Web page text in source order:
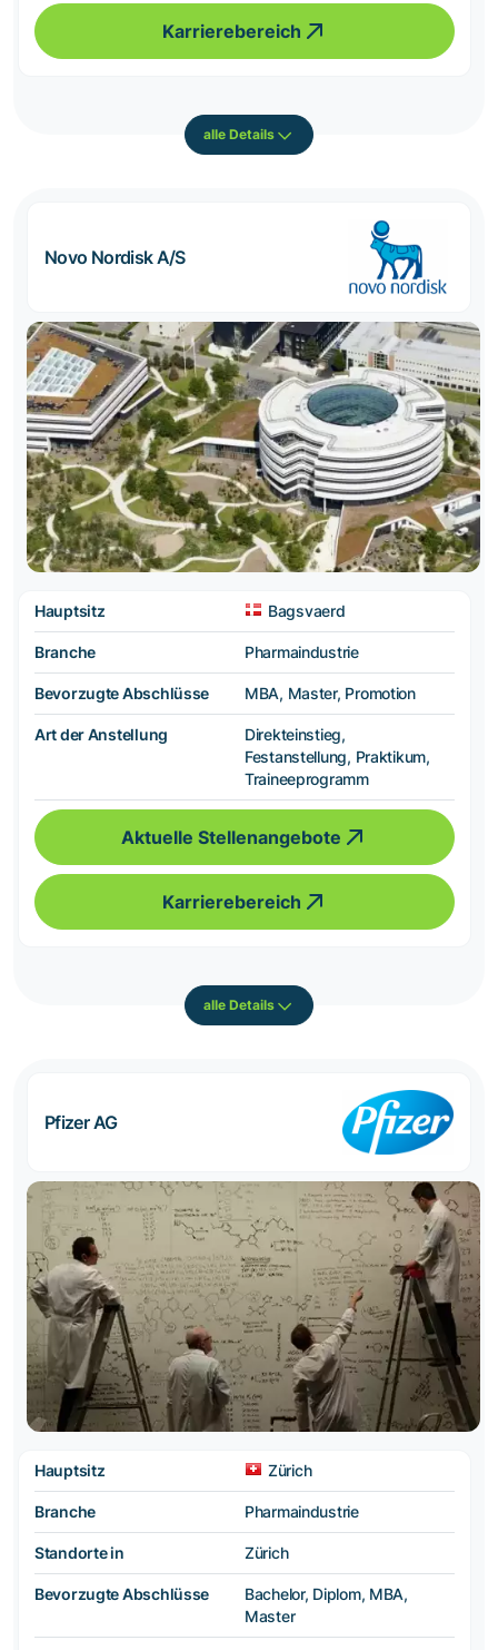
Karrierebereich
alle Details
Novo Nordisk A/S
Hauptsitz Bagsvaerd
Branche Pharmaindustrie
Bevorzugte Abschlüsse MBA, Master, Promotion
Art der Anstellung
Direkteinstieg,
Festanstellung, Praktikum,
Traineeprogramm
Aktuelle Stellenangebote
Karrierebereich
alle Details
Pfizer AG
Hauptsitz Zürich
Branche Pharmaindustrie
Standorte in Zürich
Bevorzugte Abschlüsse
Bachelor, Diplom, MBA,
Master